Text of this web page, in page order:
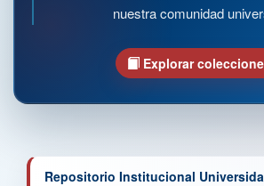
nuestra comunidad
Explorar
Repositorio Institucional